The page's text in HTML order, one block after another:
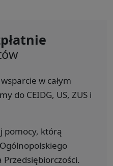
w całym
do CEIDG, US, ZUS i
pomocy, którą